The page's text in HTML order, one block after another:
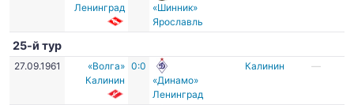
Ленинград
«Шинник»
Ярославль
25-й тур
27.09.1961
«Волга»
Калинин
0:0
«Динамо»
Ленинград
Калинин —